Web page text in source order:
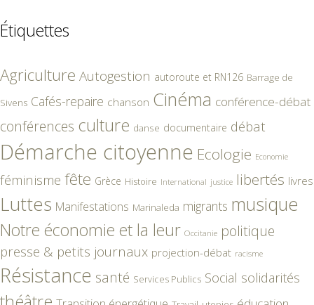
Étiquettes
Agriculture Autogestion autoroute et RN126 Barrage de
Sivens Cafés-repaire chanson Cinéma conférence-débat
conférences culture danse documentaire débat
Démarche citoyenne Ecologie Economie
féminisme fête Grèce Histoire International justice libertés livres
Luttes Manifestations Marinaleda migrants musique
Notre économie et la leur Occitanie politique
presse & petits journaux projection-débat racisme
Résistance santé Services Publics Social solidarités